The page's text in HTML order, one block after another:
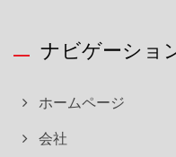
ナビゲーショ
ホームページ
会社